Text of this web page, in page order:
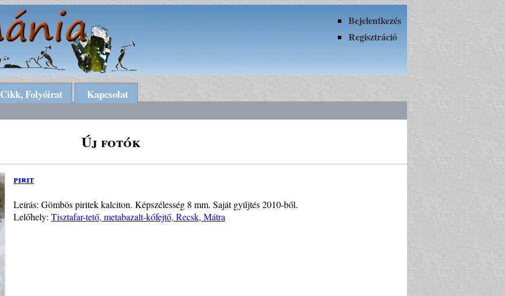
Bejelentkezés
Regisztráció
Cikk, Folyóirat
Kapcsolat
Új fotók
pirit
Leírás: Gömbös piritek kalciton. Képszélesség 8 mm. Saját gyűjtés 2010-ből.
Lelőhely: Tisztafar-tető, metabazalt-kőfejtő, Recsk, Mátra